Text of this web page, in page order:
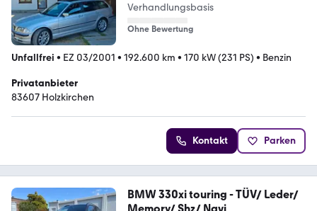
Verhandlungsbasis
Ohne Bewertung
Unfallfrei • EZ 03/2001 • 192.600 km • 170 kW (231 PS) • Benzin
Privatanbieter
83607 Holzkirchen
Kontakt Parken
BMW 330xi touring - TÜV/ Leder/